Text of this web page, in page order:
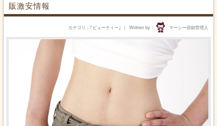
販激安情報
Written by マーシー@副管理人
カテゴリ ｢ ビューティー ｣